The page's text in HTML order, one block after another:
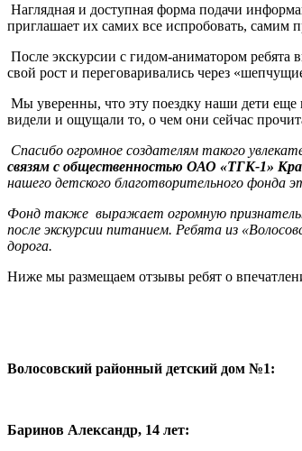
Наглядная и доступная форма подачи
приглашает их самих все испробовать, самим
После экскурсии с гидом-аниматором
свой рост и переговаривались через
Мы уверенны, что эту поездку наши дети еще
видели и ощущали то, о чем они сейчас
Спасибо огромное создателям такого
связям с общественностью ОАО «ТГК-1»
нашего детского благотворительного фонда
Фонд также выражает огромную
после экскурсии питанием. Ребята из
дорога.
Ниже мы размещаем отзывы ребят о
Волосовский районный детский дом №1:
Баринов Александр, 14 лет: